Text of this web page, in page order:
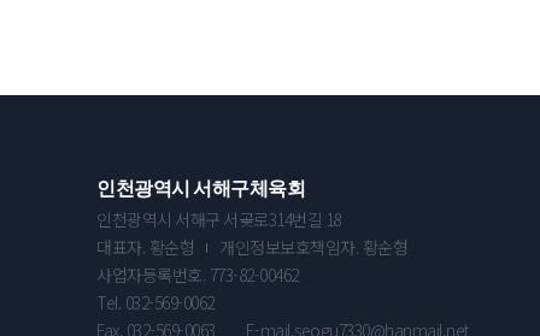
인천광역시 서해구체육회
인천광역시 서해구 서곶로314번길 18
대표자. 황순형
개인정보보호책임자. 황순형
사업자등록번호. 773-82-00462
Tel. 032-569-0062
Fax. 032-569-0063
E-mail.seogu7330@hanmail.net